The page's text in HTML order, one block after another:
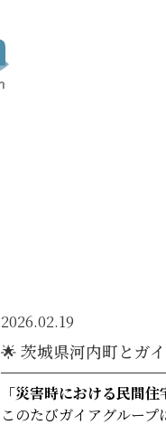
2026.02.19
🌟 茨城県河内町とガ
「災害時における民間
このたびガイアグルー